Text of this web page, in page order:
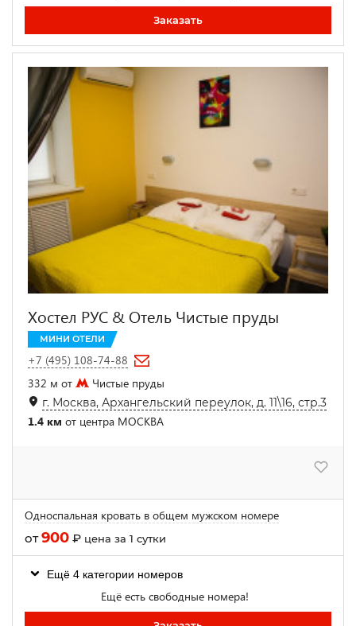
Заказать
Хостел РУС & Отель Чистые пруды
МИНИ ОТЕЛИ
+7 (495) 108-74-88
332 м от
Чистые пруды
г. Москва, Архангельский переулок, д. 11\16, стр.3
1.4 км от центра МОСКВА
Односпальная кровать в общем мужском номере
от900 ₽ цена за 1 сутки
Ещё 4 категории номеров
Ещё есть свободные номера!